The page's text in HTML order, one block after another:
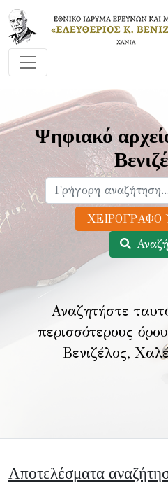
Ψηφιακό
Αναζητήστε
περισσότερους
Βενιζέλος,
Αποτελέσματα